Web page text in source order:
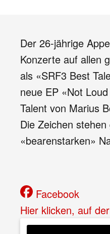
Der 26-jährige
Konzerte auf allen
als «SRF3 Best
neue EP «Not
Talent von Marius
Die Zeichen
«bearenstarken»
Facebook
Hier klicken, auf